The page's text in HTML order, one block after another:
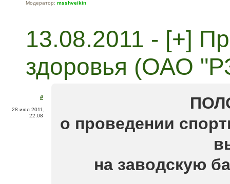
Модератор: msshveikin
13.08.2011 - [+]
здоровья (ОАО
#
28 июл 2011,
22:08
о проведении
на заводскую